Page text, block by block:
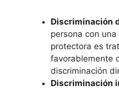
Discriminación
persona con
protectora es
favorablemente
discriminación
Discriminación